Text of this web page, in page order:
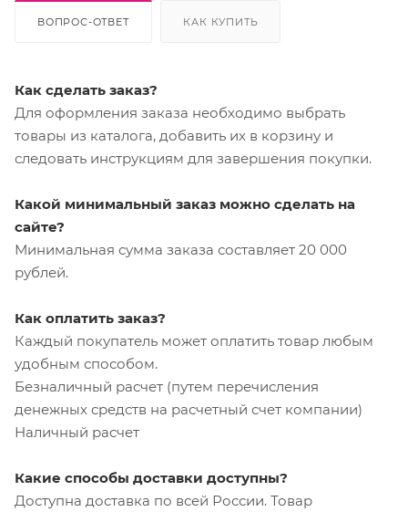
ВОПРОС-ОТВЕТ КАК КУПИТЬ
Как сделать заказ?
Для оформления заказа необходимо выбрать
товары из каталога, добавить их в корзину и
следовать инструкциям для завершения покупки.
Какой минимальный заказ можно сделать на
сайте?
Минимальная сумма заказа составляет 20 000
рублей.
Как оплатить заказ?
Каждый покупатель может оплатить товар любым
удобным способом.
Безналичный расчет (путем перечисления
денежных средств на расчетный счет компании)
Наличный расчет
Какие способы доставки доступны?
Доступна доставка по всей России. Товар